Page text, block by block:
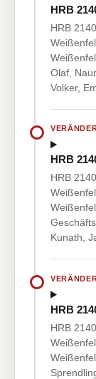
HRB
HRB
Olaf,
Volker,
HRB
HRB
Kunath,
HRB
HRB